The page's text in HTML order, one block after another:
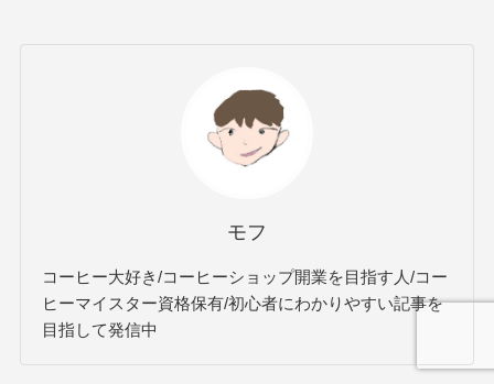
モフ
コーヒー大好き/コーヒーショップ開業を目指す人/コー
ヒーマイスター資格保有/初心者にわかりやすい記事を
目指して発信中